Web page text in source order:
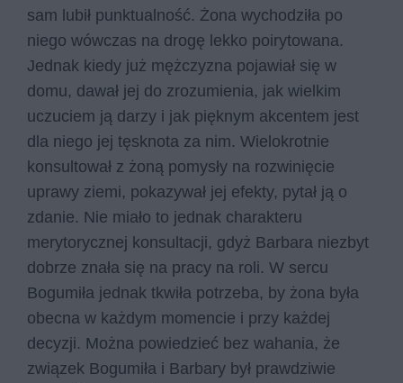
sam lubił punktualność. Żona wychodziła po
niego wówczas na drogę lekko poirytowana.
Jednak kiedy już mężczyzna pojawiał się w
domu, dawał jej do zrozumienia, jak wielkim
uczuciem ją darzy i jak pięknym akcentem jest
dla niego jej tęsknota za nim. Wielokrotnie
konsultował z żoną pomysły na rozwinięcie
uprawy ziemi, pokazywał jej efekty, pytał ją o
zdanie. Nie miało to jednak charakteru
merytorycznej konsultacji, gdyż Barbara niezbyt
dobrze znała się na pracy na roli. W sercu
Bogumiła jednak tkwiła potrzeba, by żona była
obecna w każdym momencie i przy każdej
decyzji. Można powiedzieć bez wahania, że
związek Bogumiła i Barbary był prawdziwie